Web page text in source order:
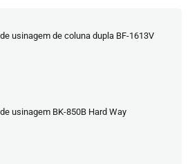
usinagem de coluna dupla BF-1613V
usinagem BK-850B Hard Way